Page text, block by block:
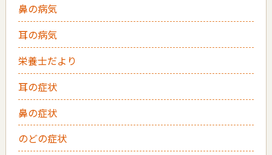
鼻の病気
耳の病気
栄養士だより
耳の症状
鼻の症状
のどの症状